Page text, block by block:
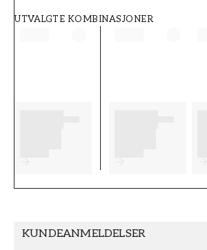
UTVALGTE KOMBINASJONER
KUNDEANMELDELSER